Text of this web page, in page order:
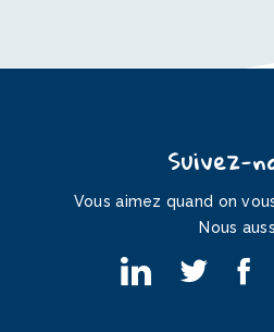
Suivez-
Vous aimez quand on
Nous